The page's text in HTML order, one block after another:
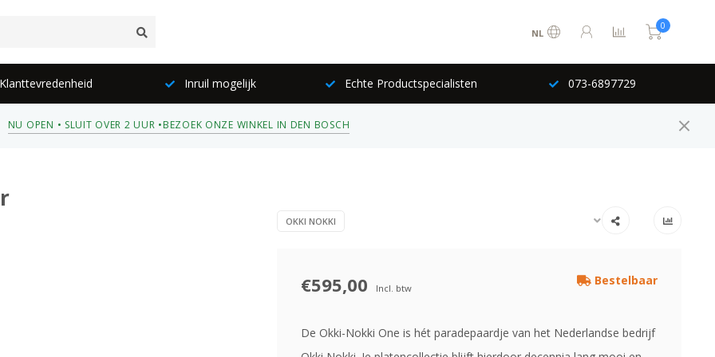
NL
0
Inruil mogelijk Echte Productspecialisten 073-6897729
NU OPEN • SLUIT OVER 2 UUR •BEZOEK ONZE WINKEL IN DEN BOSCH
OKKI NOKKI
€595,00 Incl. btw
Bestelbaar
De Okki-Nokki One is hét paradepaardje van het Nederlandse bedrijf